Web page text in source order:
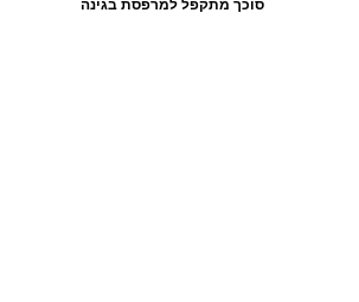
סוכך מתקפל למרפסת בגינה